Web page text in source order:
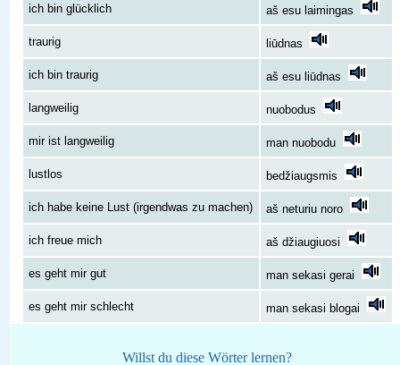
ich bin glücklich aš esu laimingas
traurig liūdnas
ich bin traurig aš esu liūdnas
langweilig nuobodus
mir ist langweilig man nuobodu
lustlos bedžiaugsmis
ich habe keine Lust (irgendwas zu machen) aš neturiu noro
ich freue mich aš džiaugiuosi
es geht mir gut man sekasi gerai
es geht mir schlecht man sekasi blogai
Willst du diese Wörter lernen?